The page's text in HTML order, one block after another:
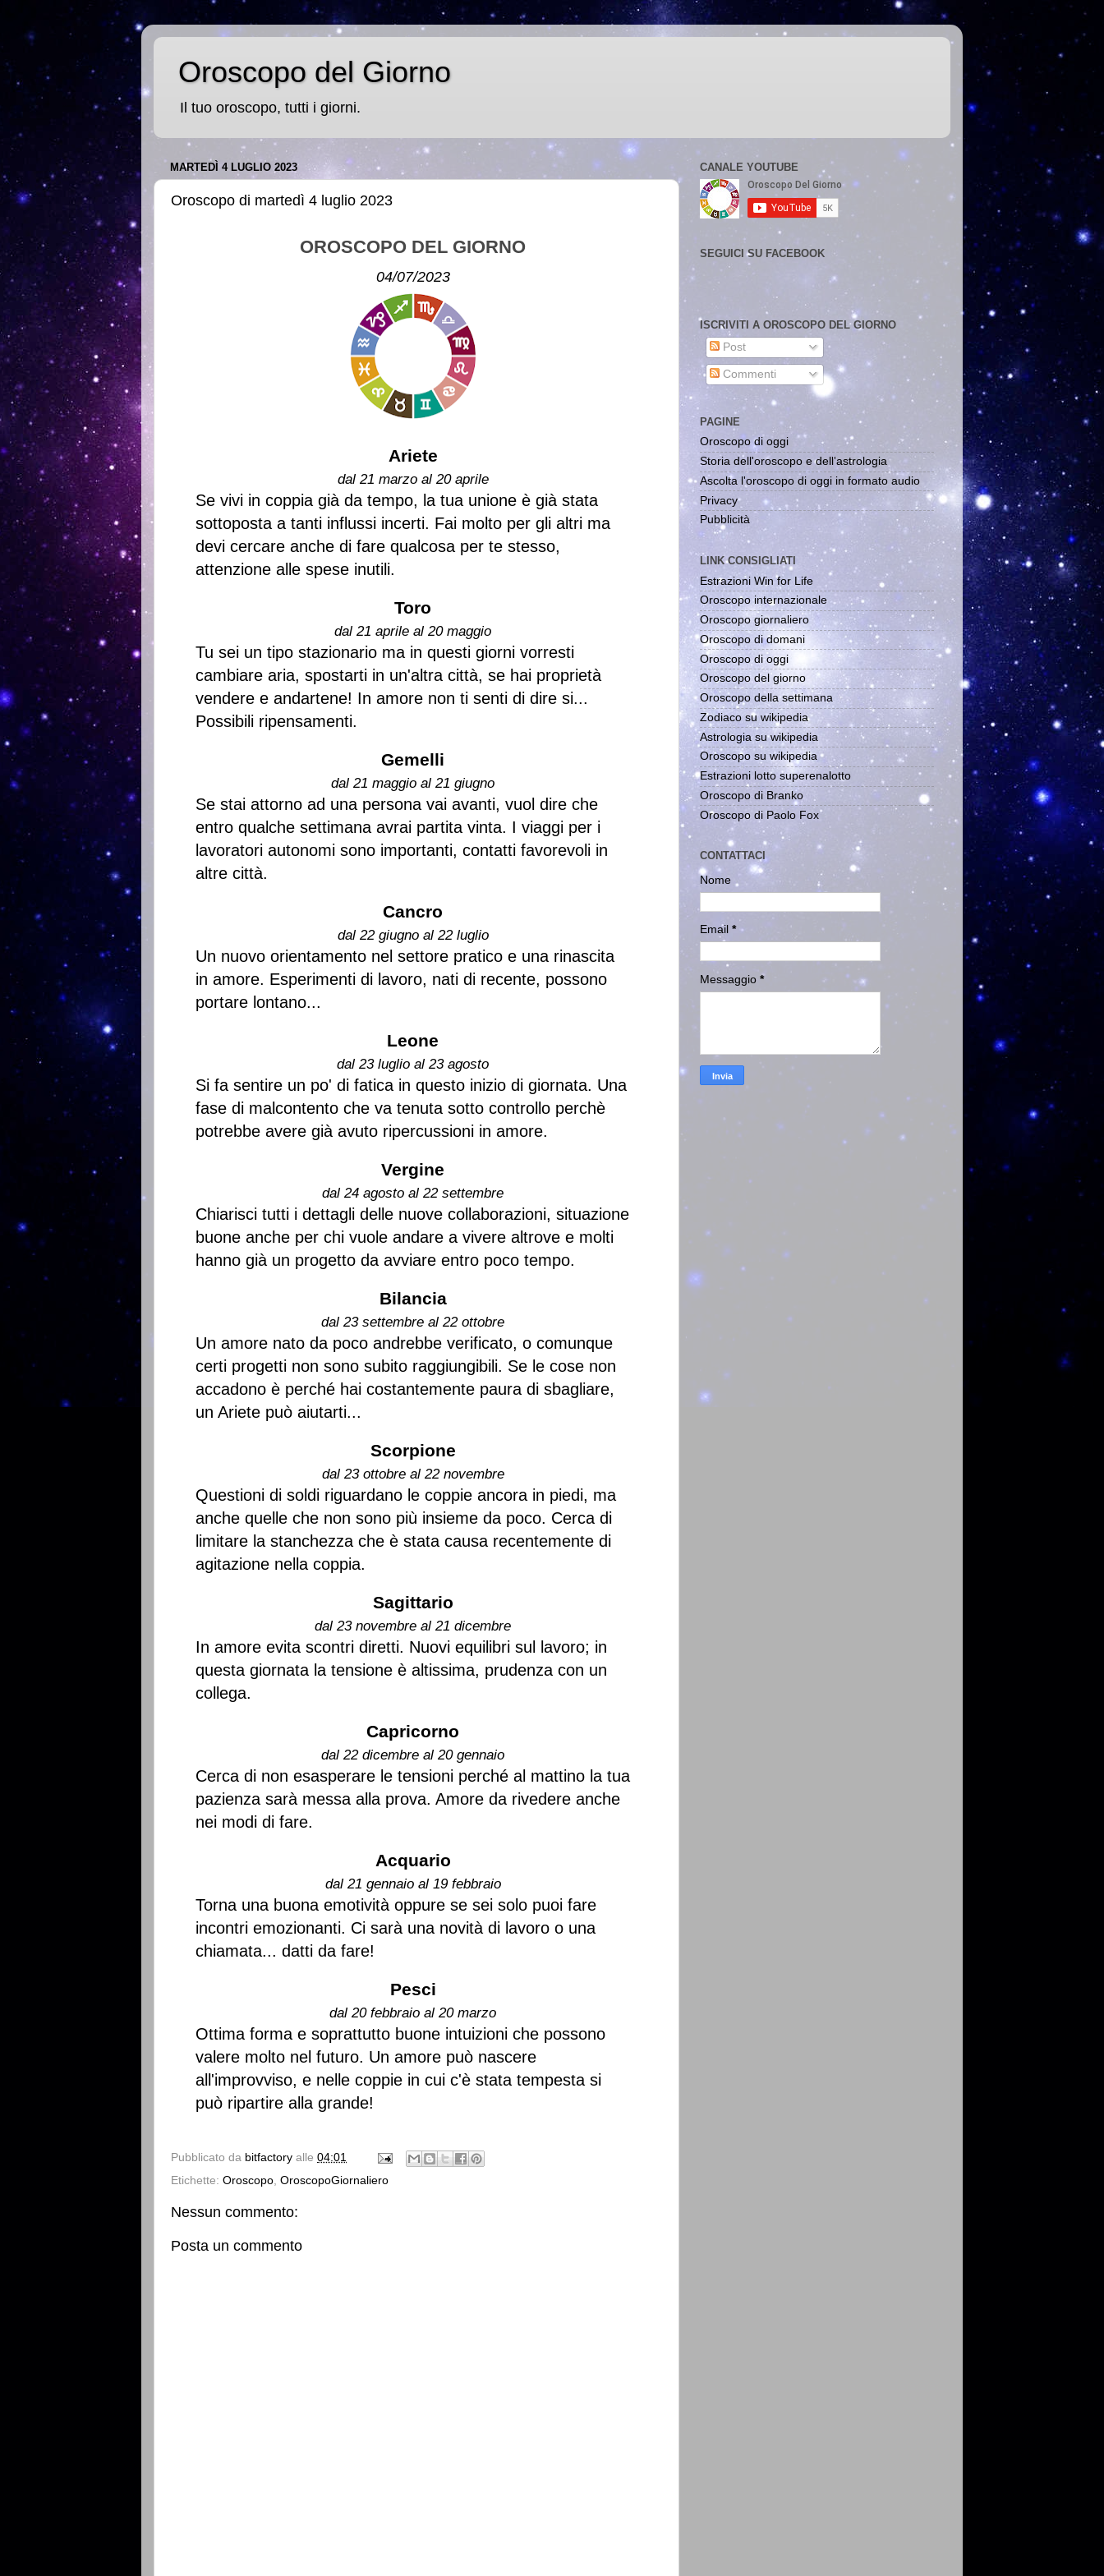
Oroscopo del Giorno
Il tuo oroscopo, tutti i giorni.
MARTEDÌ 4 LUGLIO 2023
Oroscopo di martedì 4 luglio 2023
OROSCOPO DEL GIORNO
04/07/2023
Ariete
dal 21 marzo al 20 aprile
Se vivi in coppia già da tempo, la tua unione è già stata
sottoposta a tanti influssi incerti. Fai molto per gli altri ma
devi cercare anche di fare qualcosa per te stesso,
attenzione alle spese inutili.
Toro
dal 21 aprile al 20 maggio
Tu sei un tipo stazionario ma in questi giorni vorresti
cambiare aria, spostarti in un'altra città, se hai proprietà
vendere e andartene! In amore non ti senti di dire si...
Possibili ripensamenti.
Gemelli
dal 21 maggio al 21 giugno
Se stai attorno ad una persona vai avanti, vuol dire che
entro qualche settimana avrai partita vinta. I viaggi per i
lavoratori autonomi sono importanti, contatti favorevoli in
altre città.
Cancro
dal 22 giugno al 22 luglio
Un nuovo orientamento nel settore pratico e una rinascita
in amore. Esperimenti di lavoro, nati di recente, possono
portare lontano...
Leone
dal 23 luglio al 23 agosto
Si fa sentire un po' di fatica in questo inizio di giornata. Una
fase di malcontento che va tenuta sotto controllo perchè
potrebbe avere già avuto ripercussioni in amore.
Vergine
dal 24 agosto al 22 settembre
Chiarisci tutti i dettagli delle nuove collaborazioni, situazione
buone anche per chi vuole andare a vivere altrove e molti
hanno già un progetto da avviare entro poco tempo.
Bilancia
dal 23 settembre al 22 ottobre
Un amore nato da poco andrebbe verificato, o comunque
certi progetti non sono subito raggiungibili. Se le cose non
accadono è perché hai costantemente paura di sbagliare,
un Ariete può aiutarti...
Scorpione
dal 23 ottobre al 22 novembre
Questioni di soldi riguardano le coppie ancora in piedi, ma
anche quelle che non sono più insieme da poco. Cerca di
limitare la stanchezza che è stata causa recentemente di
agitazione nella coppia.
Sagittario
dal 23 novembre al 21 dicembre
In amore evita scontri diretti. Nuovi equilibri sul lavoro; in
questa giornata la tensione è altissima, prudenza con un
collega.
Capricorno
dal 22 dicembre al 20 gennaio
Cerca di non esasperare le tensioni perché al mattino la tua
pazienza sarà messa alla prova. Amore da rivedere anche
nei modi di fare.
Acquario
dal 21 gennaio al 19 febbraio
Torna una buona emotività oppure se sei solo puoi fare
incontri emozionanti. Ci sarà una novità di lavoro o una
chiamata... datti da fare!
Pesci
dal 20 febbraio al 20 marzo
Ottima forma e soprattutto buone intuizioni che possono
valere molto nel futuro. Un amore può nascere
all'improvviso, e nelle coppie in cui c'è stata tempesta si
può ripartire alla grande!
Pubblicato da bitfactory alle 04:01
Etichette: Oroscopo OroscopoGiornaliero
Nessun commento:
Posta un commento
CANALE YOUTUBE
SEGUICI SU FACEBOOK
ISCRIVITI A OROSCOPO DEL GIORNO
Post
Commenti
PAGINE
Oroscopo di oggi
Storia dell'oroscopo e dell'astrologia
Ascolta l'oroscopo di oggi in formato audio
Privacy
Pubblicità
LINK CONSIGLIATI
Estrazioni Win for Life
Oroscopo internazionale
Oroscopo giornaliero
Oroscopo di domani
Oroscopo di oggi
Oroscopo del giorno
Oroscopo della settimana
Zodiaco su wikipedia
Astrologia su wikipedia
Oroscopo su wikipedia
Estrazioni lotto superenalotto
Oroscopo di Branko
Oroscopo di Paolo Fox
CONTATTACI
Nome
Email *
Messaggio *